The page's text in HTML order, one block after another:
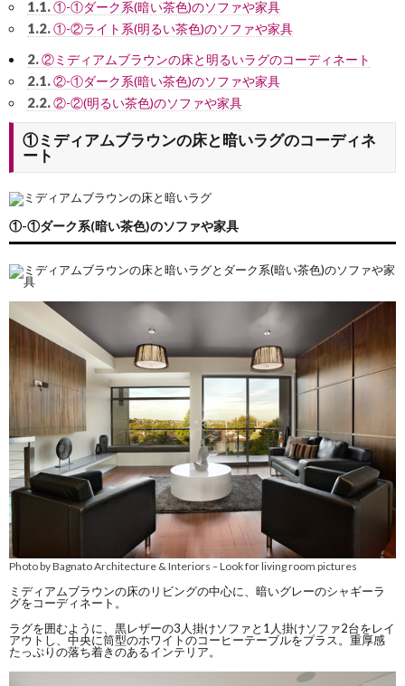
1.1.①-①ダーク系(暗い茶色)のソファや家具
1.2.①-②ライト系(明るい茶色)のソファや家具
2.②ミディアムブラウンの床と明るいラグのコーディネート
2.1.②-①ダーク系(暗い茶色)のソファや家具
2.2.②-②(明るい茶色)のソファや家具
①ミディアムブラウンの床と暗いラグのコーディネ
ート
①-①ダーク系(暗い茶色)のソファや家具
Photo by Bagnato Architecture & Interiors –Look for living room pictures
ミディアムブラウンの床のリビングの中心に、暗いグレーのシャギーラ
グをコーディネート。
ラグを囲むように、黒レザーの3人掛けソファと1人掛けソファ2台をレイ
アウトし、中央に筒型のホワイトのコーヒーテーブルをプラス。重厚感
たっぷりの落ち着きのあるインテリア。